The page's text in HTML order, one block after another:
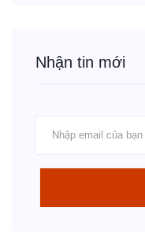
Nhận tin mới